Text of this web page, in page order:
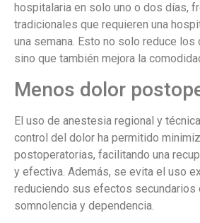
hospitalaria en solo uno o dos días,
tradicionales que requieren una
una semana. Esto no solo reduce
sino que también mejora la
Menos dolor
El uso de anestesia regional y
control del dolor ha permitido
postoperatorias, facilitando una
y efectiva. Además, se evita el uso
reduciendo sus efectos secundarios
somnolencia y dependencia.